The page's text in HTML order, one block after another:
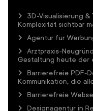
3D-Visualisierung
Komplexität sichtbar
Agentur für
Arztpraxis-
Gestaltung heute der
Barrierefreie PDF-
Kommunikation, die
Barrierefreie
Designagentur in